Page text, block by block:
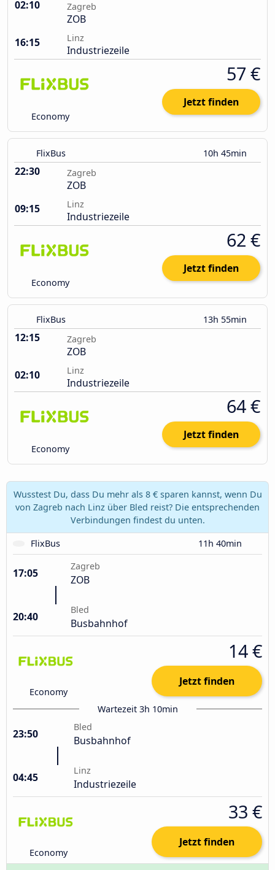
02:10 Zagreb
ZOB
16:15
Linz
Industriezeile
Economy
57 €
Jetzt finden
FlixBus 10h 45min
22:30 Zagreb
ZOB
09:15
Linz
Industriezeile
Economy
62 €
Jetzt finden
FlixBus 13h 55min
12:15 Zagreb
ZOB
02:10
Linz
Industriezeile
Economy
64 €
Jetzt finden
Wusstest Du, dass Du mehr als 8 € sparen kannst, wenn Du
von Zagreb nach Linz über Bled reist? Die entsprechenden
Verbindungen findest du unten.
FlixBus
11h 40min
17:05
Zagreb
ZOB
20:40
Bled
Busbahnhof
Economy
14 €
Jetzt finden
Wartezeit 3h 10min
23:50
Bled
Busbahnhof
04:45
Linz
Industriezeile
Economy
33 €
Jetzt finden